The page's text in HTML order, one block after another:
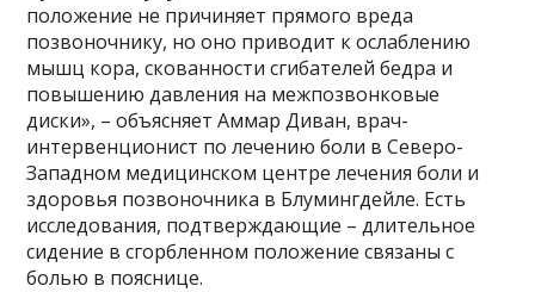
положение не причиняет прямого вреда
позвоночнику, но оно приводит к ослаблению
мышц кора, скованности сгибателей бедра и
повышению давления на межпозвонковые
диски», – объясняет Аммар Диван, врач-
интервенционист по лечению боли в Северо-
Западном медицинском центре лечения боли и
здоровья позвоночника в Блумингдейле. Есть
исследования, подтверждающие – длительное
сидение в сгорбленном положение связаны с
болью в пояснице.